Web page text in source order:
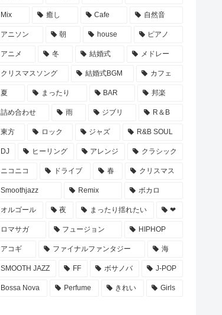
Mix 癒し Cafe 自然音
アニソン 朝 house ピアノ
アニメ 冬 結婚式 メドレー
クリスマスソング 結婚式BGM カフェ
夏 まったり BAR 邦楽
詰め合わせ 雨 ジブリ R＆B
東方 ロック ジャズ R&B SOUL
DJ ヒーリング アレンジ クラシック
ニコニコ ドライブ 春 クリスマス
Smoothjazz Remix ボカロ
オルゴール 夜 まったり揺れたい ❤
ロマサガ フュージョン HIPHOP
アコギ ファイナルファンタジー 海
SMOOTH JAZZ FF ボサノバ J-POP
Bossa Nova Perfume きれい Girls